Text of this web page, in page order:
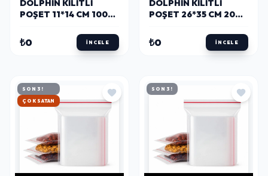
DOLPHIN KILITLI
POŞET 11*14 CM 1000
₺0 İNCELE
DOLPHIN KILITLI
POŞET 26*35 CM 200
₺0 İNCELE
SON 3!
HIZLI KARGO
SON 3!